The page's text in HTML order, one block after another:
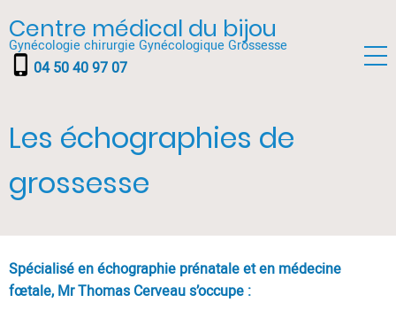
au
contenu
principal
Centre médical du bijou
Gynécologie chirurgie Gynécologique Grossesse
phone_iphone 04 50 40 97 07
Les échographies de
grossesse
Spécialisé en échographie prénatale et en médecine
fœtale, Mr Thomas Cerveau s’occupe :